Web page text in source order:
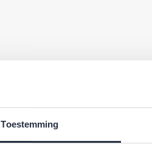
Toestemming